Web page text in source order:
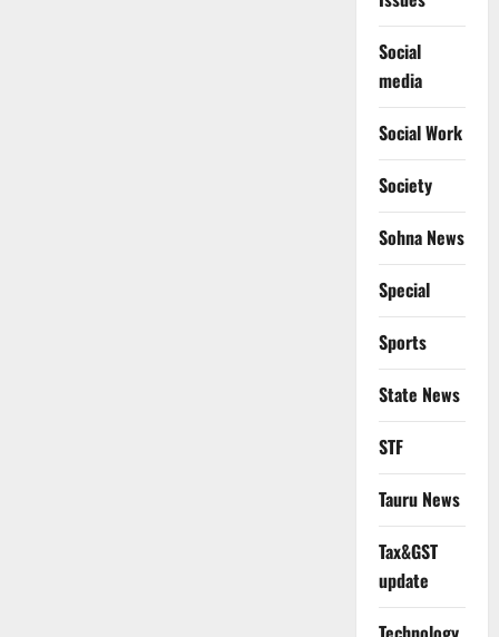
Social
media
Social Work
Society
Sohna News
Special
Sports
State News
STF
Tauru News
Tax&GST
update